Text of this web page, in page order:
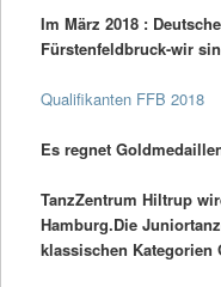
Im März 2018 :
Fürstenfeldbruck-wir
Qualifikanten FFB 2018
Es regnet
TanzZentrum Hiltrup
Hamburg.Die
klassischen Kategorien